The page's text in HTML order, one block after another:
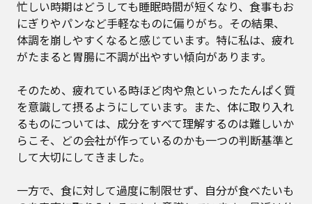
忙しい時期はどうしても睡眠時間が短くなり、食事もお
にぎりやパンなど手軽なものに偏りがち。その結果、
体調を崩しやすくなると感じています。特に私は、疲れ
がたまると胃腸に不調が出やすい傾向があります。
そのため、疲れている時ほど肉や魚といったたんぱく質
を意識して摂るようにしています。また、体に取り入れ
るものについては、成分をすべて理解するのは難しいか
らこそ、どの会社が作っているのかも一つの判断基準と
して大切にしてきました。
一方で、食に対して過度に制限せず、自分が食べたいも